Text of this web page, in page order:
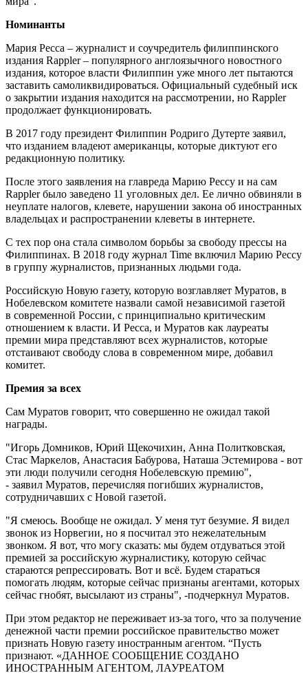
Номинанты
Мария Ресса – журналист и соучредитель филиппинского
издания Rappler – популярного англоязычного новостного
издания, которое власти Филиппин уже много лет пытаются
заставить самоликвидироваться. Официальный судебный иск
о закрытии издания находится на рассмотрении, но Rappler
продолжает функционировать.
В 2017 году президент Филиппин Родриго Дутерте заявил,
что изданием владеют американцы, которые диктуют его
редакционную политику.
После этого заявления на главреда Марию Рессу и на сам
Rappler было заведено 11 уголовных дел. Ее лично обвиняли в
неуплате налогов, клевете, нарушении закона об иностранных
владельцах и распространении клеветы в интернете.
С тех пор она стала символом борьбы за свободу прессы на
Филиппинах. В 2018 году журнал Time включил Марию Рессу
в группу журналистов, признанных людьми года.
Российскую Новую газету, которую возглавляет Муратов, в
Нобелевском комитете назвали самой независимой газетой
в современной России, с принципиально критическим
отношением к власти. И Ресса, и Муратов как лауреаты
премии мира представляют всех журналистов, которые
отстаивают свободу слова в современном мире, добавил
комитет.
Премия за всех
Сам Муратов говорит, что совершенно не ожидал такой
награды.
"Игорь Домников, Юрий Щекочихин, Анна Политковская,
Стас Маркелов, Анастасия Бабурова, Наташа Эстемирова - вот
эти люди получили сегодня Нобелевскую премию",
- заявил Муратов, перечисляя погибших журналистов,
сотрудничавших с Новой газетой.
"Я смеюсь. Вообще не ожидал. У меня тут безумие. Я видел
звонок из Норвегии, но я посчитал это нежелательным
звонком. Я вот, что могу сказать: мы будем отдуваться этой
премией за российскую журналистику, которую сейчас
стараются репрессировать. Вот и всё. Будем стараться
помогать людям, которые сейчас признаны агентами, которых
сейчас гнобят, высылают из страны", -подчеркнул Муратов.
При этом редактор не переживает из-за того, что за получение
денежной части премии российское правительство может
признать Новую газету иностранным агентом. “Пусть
признают. «ДАННОЕ СООБЩЕНИЕ СОЗДАНО
ИНОСТРАННЫМ АГЕНТОМ, ЛАУРЕАТОМ